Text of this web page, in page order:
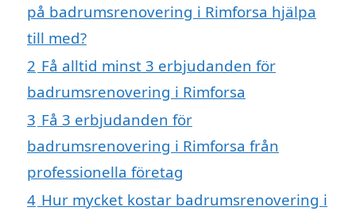
på badrumsrenovering i Rimforsa hjälpa
till med?
2 Få alltid minst 3 erbjudanden för
badrumsrenovering i Rimforsa
3 Få 3 erbjudanden för
badrumsrenovering i Rimforsa från
professionella företag
4 Hur mycket kostar badrumsrenovering i